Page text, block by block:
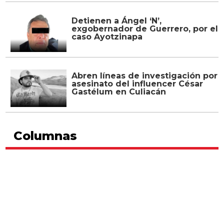
Detienen a Ángel ‘N’,
exgobernador de Guerrero, por el
caso Ayotzinapa
Abren líneas de investigación por
asesinato del influencer César
Gastélum en Culiacán
Columnas